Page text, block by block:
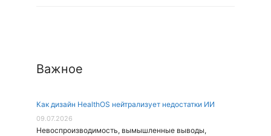
Важное
Как дизайн HealthOS нейтрализует недостатки ИИ
09.07.2026
Невоспроизводимость, вымышленные выводы,